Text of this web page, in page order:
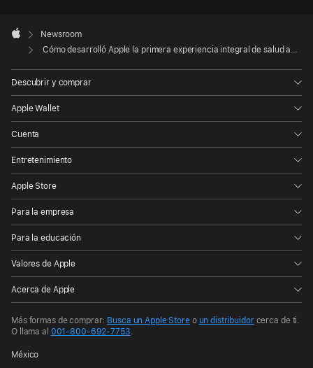
autorización
correspondiente.
obtener
visita
.c
m
ai
p
o
d
Footer

Apple
Newsroom
Cómo desarrolló Apple la primera experiencia integral de salud auditiva del mundo
Descubrir y comprar
Apple Wallet
Cuenta
Entretenimiento
Apple Store
Para la empresa
Para la educación
Valores de Apple
Acerca de Apple
Más formas de comprar: Busca un Apple Storeo un distribuidorcerca de ti.
O llama al 001-800-692-7753.
México